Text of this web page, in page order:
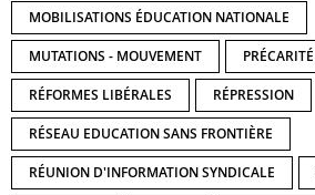
MOBILISATIONS ÉDUCATION NATIONALE
MUTATIONS - MOUVEMENT PRÉCARITÉ
RÉFORMES LIBÉRALES RÉPRESSION
RÉSEAU EDUCATION SANS FRONTIÈRE
RÉUNION D'INFORMATION SYNDICALE